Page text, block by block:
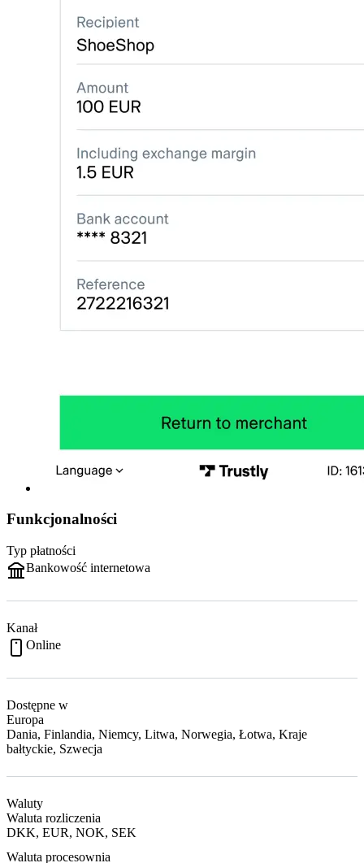
Funkcjonalności
Typ płatności
Bankowość internetowa
Kanał
Online
Dostępne w
Europa
Dania, Finlandia, Niemcy, Litwa, Norwegia, Łotwa, Kraje
bałtyckie, Szwecja
Waluty
Waluta rozliczenia
DKK, EUR, NOK, SEK
Waluta procesownia